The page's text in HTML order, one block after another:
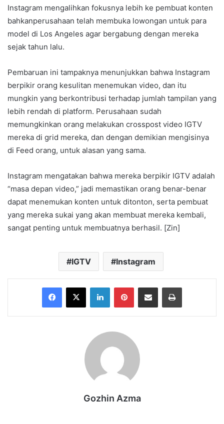
Instagram mengalihkan fokusnya lebih ke pembuat konten
bahkanperusahaan telah membuka lowongan untuk para
model di Los Angeles agar bergabung dengan mereka
sejak tahun lalu.
Pembaruan ini tampaknya menunjukkan bahwa Instagram
berpikir orang kesulitan menemukan video, dan itu
mungkin yang berkontribusi terhadap jumlah tampilan yang
lebih rendah di platform. Perusahaan sudah
memungkinkan orang melakukan crosspost video IGTV
mereka di grid mereka, dan dengan demikian mengisinya
di Feed orang, untuk alasan yang sama.
Instagram mengatakan bahwa mereka berpikir IGTV adalah
“masa depan video,” jadi memastikan orang benar-benar
dapat menemukan konten untuk ditonton, serta pembuat
yang mereka sukai yang akan membuat mereka kembali,
sangat penting untuk membuatnya berhasil. [Zin]
IGTV Instagram
Facebook
X LinkedInPinterestShare via Email Print
Gozhin Azma